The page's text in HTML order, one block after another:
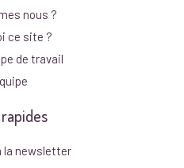
nous ?
ce site ?
de travail
la newsletter